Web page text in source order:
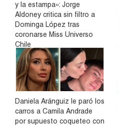
y la estampa»: Jorge
Aldoney critica sin filtro a
Dominga López tras
coronarse Miss Universo
Chile
Daniela Aránguiz le paró los
carros a Camila Andrade
por supuesto coqueteo con